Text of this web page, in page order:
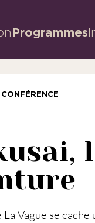
Programmes
CONFÉRENCE
Vague se cache